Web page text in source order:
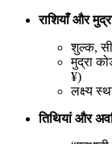
राशियाँ और
शुल्क,
मुद्रा
¥)
लक्ष्य
तिथियां और